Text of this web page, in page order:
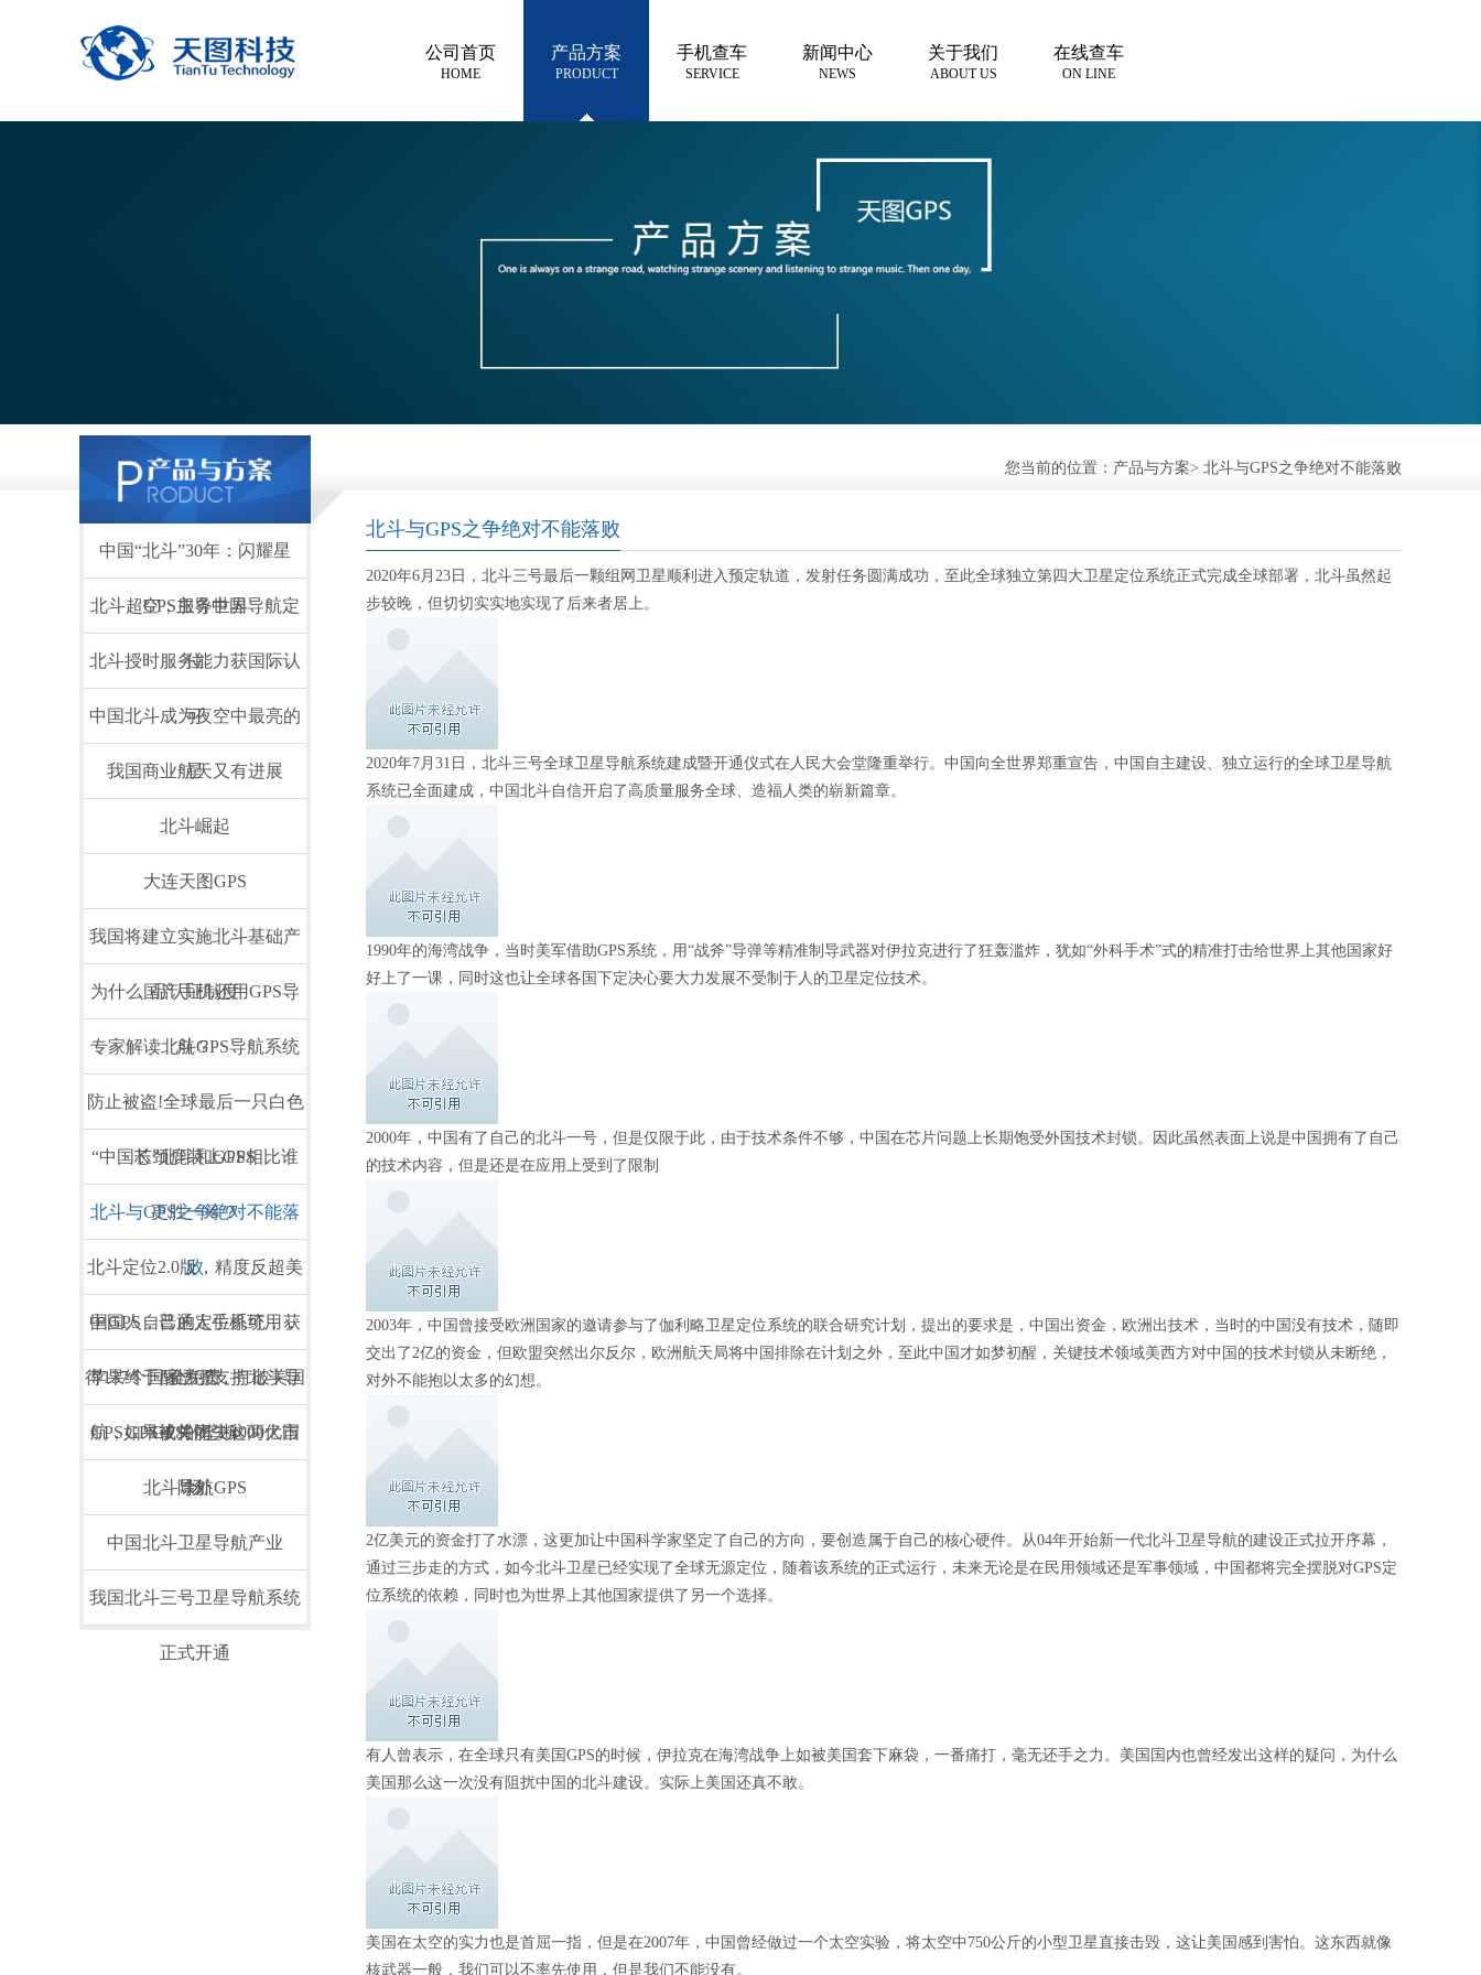
公司首页
HOME
产品方案
PRODUCT
手机查车
SERVICE
新闻中心
NEWS
关于我们
ABOUT US
在线查车
ON LINE
您当前的位置： 产品与方案> 北斗与GPS之争绝对不能落败
中国“北斗”30年：闪耀星
空，服务世界
北斗超GPS主导中国导航定
位
北斗授时服务能力获国际认
可
中国北斗成为夜空中最亮的
星
我国商业航天又有进展
北斗崛起
大连天图GPS
我国将建立实施北斗基础产
品认证制度
为什么国产手机还用GPS导
航？
专家解读北斗GPS导航系统
防止被盗!全球最后一只白色
长颈鹿装上GPS
“中国芯”北斗和GPS相比谁
更胜一筹？
北斗与GPS之争绝对不能落
败
北斗定位2.0版，精度反超美
国GPS，普通人手机可用，
全免费
中国人自己的定位系统，获
得137个国家力挺，打破美国
GPS的垄断
苹果终于醒悟了支持北斗导
航，GPS或将痛失4000亿市
场
GPS如果被关闭，这两大国
除外
北斗导航GPS
中国北斗卫星导航产业
我国北斗三号卫星导航系统
正式开通
北斗与GPS之争绝对不能落败
2020年6月23日，北斗三号最后一颗组网卫星顺利进入预定轨道，发射任务圆满成功，至此全球独立第四大卫星定位系统正式完成全球部署，北斗虽然起
步较晚，但切切实实地实现了后来者居上。
2020年7月31日，北斗三号全球卫星导航系统建成暨开通仪式在人民大会堂隆重举行。中国向全世界郑重宣告，中国自主建设、独立运行的全球卫星导航
系统已全面建成，中国北斗自信开启了高质量服务全球、造福人类的崭新篇章。
1990年的海湾战争，当时美军借助GPS系统，用“战斧”导弹等精准制导武器对伊拉克进行了狂轰滥炸，犹如“外科手术”式的精准打击给世界上其他国家好
好上了一课，同时这也让全球各国下定决心要大力发展不受制于人的卫星定位技术。
2000年，中国有了自己的北斗一号，但是仅限于此，由于技术条件不够，中国在芯片问题上长期饱受外国技术封锁。因此虽然表面上说是中国拥有了自己
的技术内容，但是还是在应用上受到了限制
2003年，中国曾接受欧洲国家的邀请参与了伽利略卫星定位系统的联合研究计划，提出的要求是，中国出资金，欧洲出技术，当时的中国没有技术，随即
交出了2亿的资金，但欧盟突然出尔反尔，欧洲航天局将中国排除在计划之外，至此中国才如梦初醒，关键技术领域美西方对中国的技术封锁从未断绝，
对外不能抱以太多的幻想。
2亿美元的资金打了水漂，这更加让中国科学家坚定了自己的方向，要创造属于自己的核心硬件。从04年开始新一代北斗卫星导航的建设正式拉开序幕，
通过三步走的方式，如今北斗卫星已经实现了全球无源定位，随着该系统的正式运行，未来无论是在民用领域还是军事领域，中国都将完全摆脱对GPS定
位系统的依赖，同时也为世界上其他国家提供了另一个选择。
有人曾表示，在全球只有美国GPS的时候，伊拉克在海湾战争上如被美国套下麻袋，一番痛打，毫无还手之力。美国国内也曾经发出这样的疑问，为什么
美国那么这一次没有阻扰中国的北斗建设。实际上美国还真不敢。
美国在太空的实力也是首屈一指，但是在2007年，中国曾经做过一个太空实验，将太空中750公斤的小型卫星直接击毁，这让美国感到害怕。这东西就像
核武器一般，我们可以不率先使用，但是我们不能没有。